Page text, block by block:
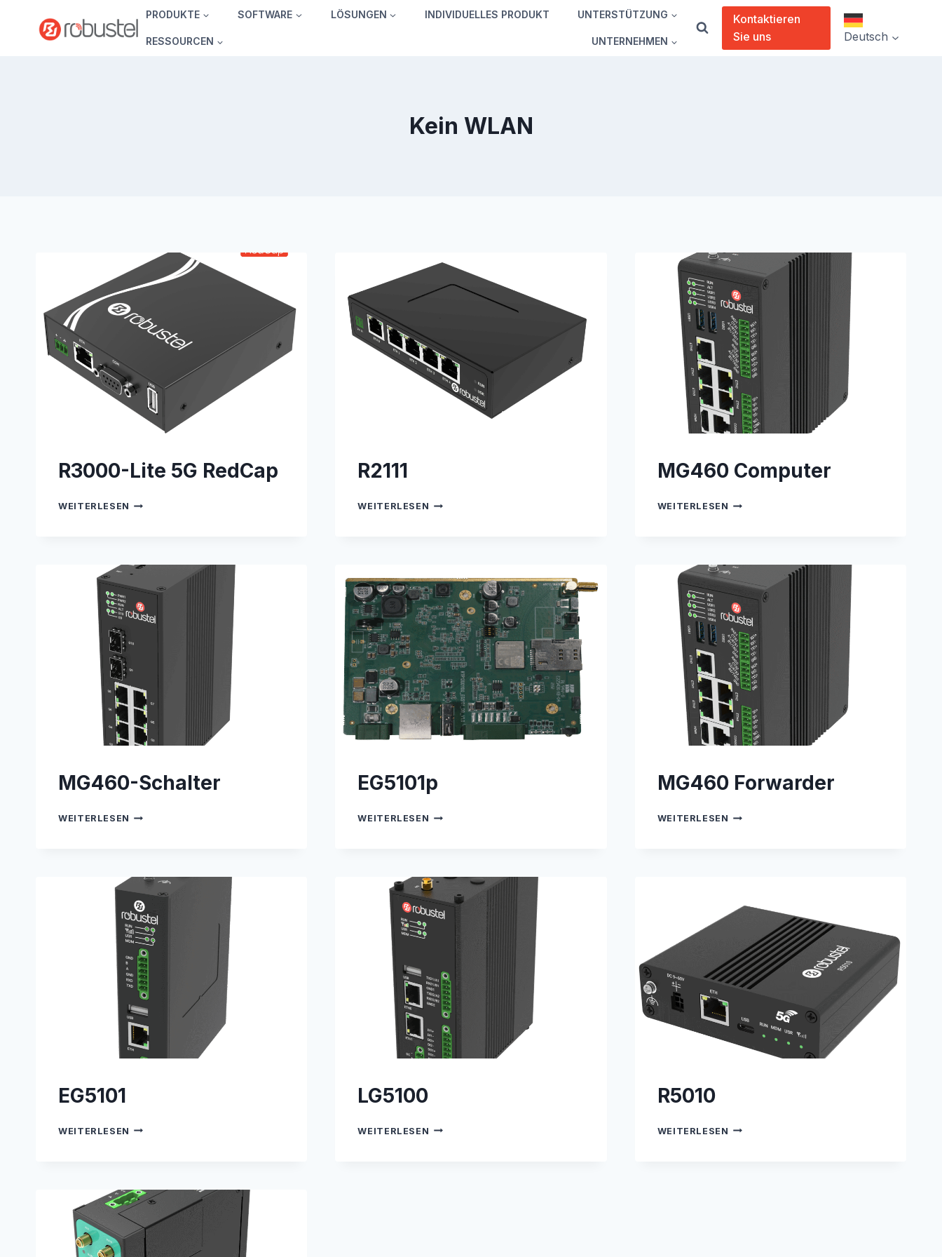
springen
PRODUKTE SOFTWARE LÖSUNGEN INDIVIDUELLES PRODUKT UNTERSTÜTZUNG
RESSOURCEN UNTERNEHMEN
Kontaktieren
Sie uns
Deutsch
Kein WLAN
R3000-Lite 5G RedCap
WEITERLESEN R3000-
R2111
WEITERLESEN R2111
MG460 Computer
WEITERLESEN MG460
MG460-Schalter
WEITERLESEN MG460-
EG5101p
WEITERLESEN EG5101P
MG460 Forwarder
WEITERLESEN MG460
EG5101
WEITERLESEN EG5101
LG5100
WEITERLESEN LG5100
R5010
WEITERLESEN R5010